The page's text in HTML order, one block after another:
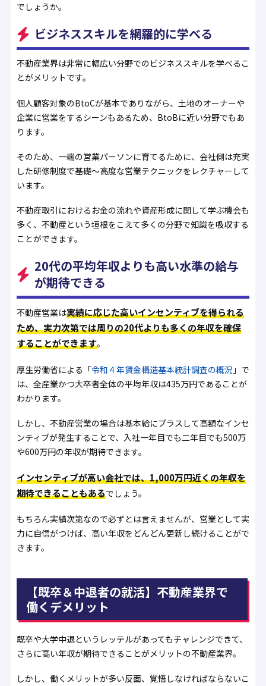
でしょうか。
ビジネススキルを網羅的に学べる
不動産業界は非常に幅広い分野でのビジネススキルを学べるこ
とがメリットです。
個人顧客対象のBtoCが基本でありながら、土地のオーナーや
企業に営業をするシーンもあるため、BtoBに近い分野でもあ
ります。
そのため、一端の営業パーソンに育てるために、会社側は充実
した研修制度で基礎〜高度な営業テクニックをレクチャーして
います。
不動産取引におけるお金の流れや資産形成に関して学ぶ機会も
多く、不動産という垣根をこえて多くの分野で知識を吸収する
ことができます。
20代の平均年収よりも高い水準の給与
が期待できる
不動産営業は実績に応じた高いインセンティブを得られる
ため、実力次第では周りの20代よりも多くの年収を確保
することができます。
厚生労働省による「令和４年賃金構造基本統計調査の概況 」で
は、全産業かつ大卒者全体の平均年収は435万円であることが
わかります。
しかし、不動産営業の場合は基本給にプラスして高額なインセ
ンティブが発生することで、入社一年目でも二年目でも500万
や600万円の年収が期待できます。
インセンティブが高い会社では、1,000万円近くの年収を
期待できることもあるでしょう。
もちろん実績次第なので必ずとは言えませんが、営業として実
力に自信がつけば、高い年収をどんどん更新し続けることがで
きます。
【既卒＆中退者の就活】不動産業界で
働くデメリット
既卒や大学中退というレッテルがあってもチャレンジできて、
さらに高い年収が期待できることがメリットの不動産業界。
しかし、働くメリットが多い反面、覚悟しなければならないこ